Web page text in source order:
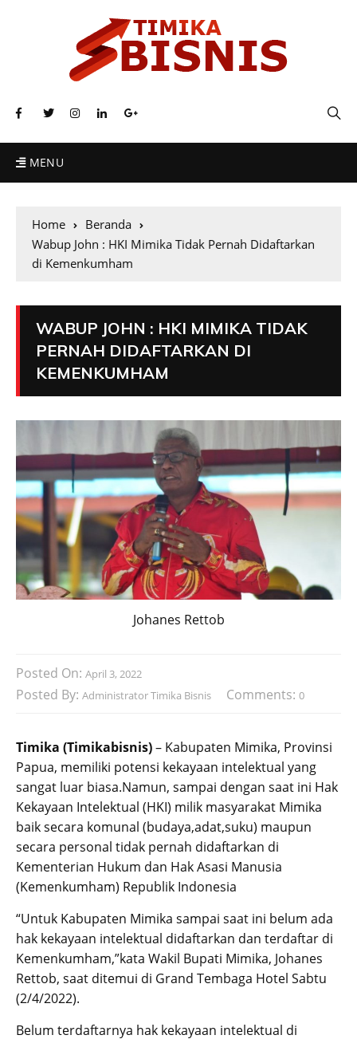
MENU
Home
Beranda
Wabup John : HKI Mimika Tidak Pernah Didaftarkan
di Kemenkumham
WABUP JOHN : HKI MIMIKA TIDAK
PERNAH DIDAFTARKAN DI
KEMENKUMHAM
Johanes Rettob
Posted On: April 3, 2022
Posted By: Administrator Timika Bisnis Comments: 0
Timika (Timikabisnis)– Kabupaten Mimika, Provinsi
Papua, memiliki potensi kekayaan intelektual yang
sangat luar biasa.Namun, sampai dengan saat ini Hak
Kekayaan Intelektual (HKI) milik masyarakat Mimika
baik secara komunal (budaya,adat,suku) maupun
secara personal tidak pernah didaftarkan di
Kementerian Hukum dan Hak Asasi Manusia
(Kemenkumham) Republik Indonesia
“Untuk Kabupaten Mimika sampai saat ini belum ada
hak kekayaan intelektual didaftarkan dan terdaftar di
Kemenkumham,”kata Wakil Bupati Mimika, Johanes
Rettob, saat ditemui di Grand Tembaga Hotel Sabtu
(2/4/2022).
Belum terdaftarnya hak kekayaan intelektual di